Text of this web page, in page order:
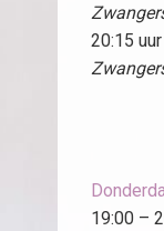
20:15 uur
19:00 –